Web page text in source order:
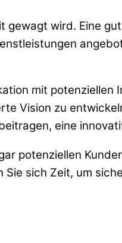
wird. Eine
mit potenziellen
Vision zu
eine
potenziellen
sich Zeit, um